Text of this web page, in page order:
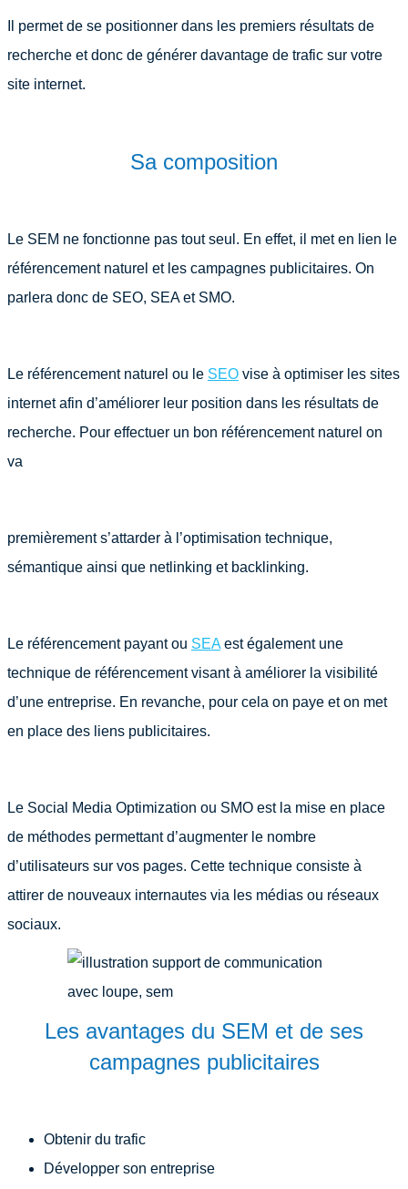
Il permet de se positionner dans les premiers résultats de
recherche et donc de générer davantage de trafic sur votre
site internet.
Sa composition
Le SEM ne fonctionne pas tout seul. En effet, il met en lien le
référencement naturel et les campagnes publicitaires. On
parlera donc de SEO, SEA et SMO.
Le référencement naturel ou le SEO vise à optimiser les sites
internet afin d’améliorer leur position dans les résultats de
recherche. Pour effectuer un bon référencement naturel on
va
premièrement s’attarder à l’optimisation technique,
sémantique ainsi que netlinking et backlinking.
Le référencement payant ou SEA est également une
technique de référencement visant à améliorer la visibilité
d’une entreprise. En revanche, pour cela on paye et on met
en place des liens publicitaires.
Le Social Media Optimization ou SMO est la mise en place
de méthodes permettant d’augmenter le nombre
d’utilisateurs sur vos pages. Cette technique consiste à
attirer de nouveaux internautes via les médias ou réseaux
sociaux.
Les avantages du SEM et de ses
campagnes publicitaires
Obtenir du trafic
Développer son entreprise